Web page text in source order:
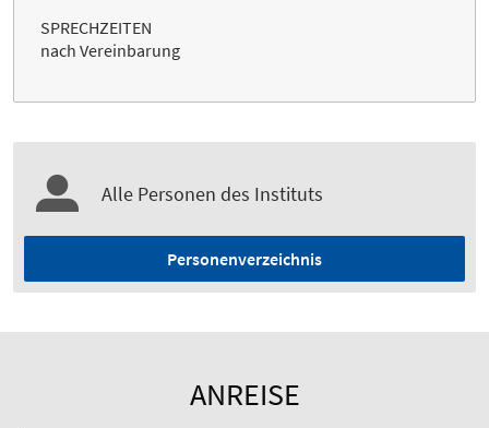
SPRECHZEITEN
nach Vereinbarung
Alle Personen des Instituts
Personenverzeichnis
ANREISE